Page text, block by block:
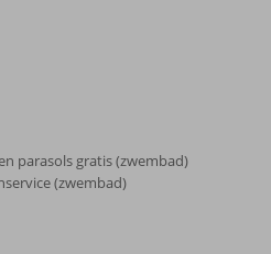
parasols gratis (zwembad)
(zwembad)